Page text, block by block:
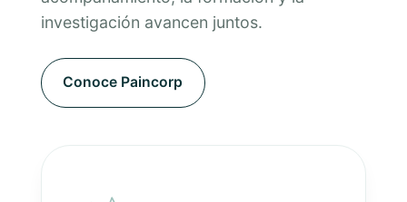
investigación avancen juntos.
Conoce Paincorp